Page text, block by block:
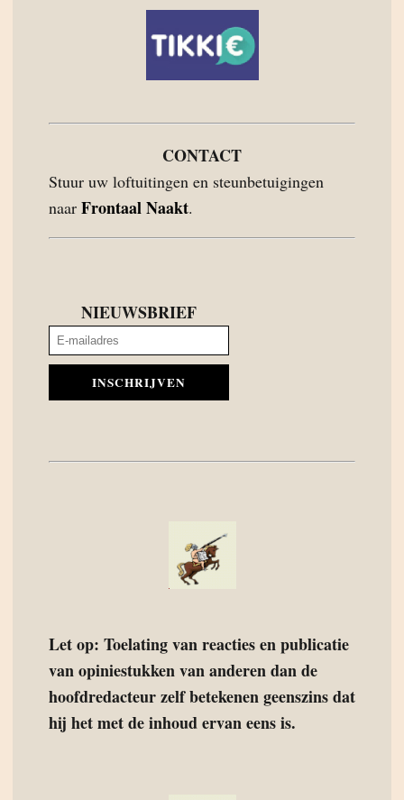
CONTACT
Stuur uw loftuitingen en steunbetuigingen
naar Frontaal Naakt.
NIEUWSBRIEF
INSCHRIJVEN
Let op: Toelating van reacties en publicatie
van opiniestukken van anderen dan de
hoofdredacteur zelf betekenen geenszins dat
hij het met de inhoud ervan eens is.